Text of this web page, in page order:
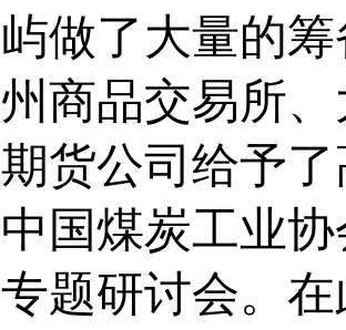
做了大量的
商品交易所
货公司给予
国煤炭工业
题研讨会。